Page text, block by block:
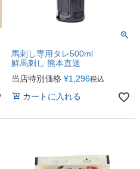
馬刺し専用タレ500ml
鮮馬刺し 熊本直送
当店特別価格 ¥1,296税込
カートに入れる